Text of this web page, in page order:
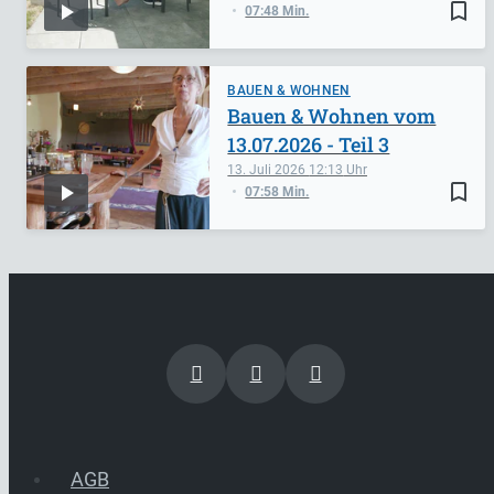
bookmark_border
07:48 Min.
BAUEN & WOHNEN
bookmark_border
13. Juli 2026 12:13
07:58 Min.
Bauen & Wohnen vom
13.07.2026 - Teil 3
AGB